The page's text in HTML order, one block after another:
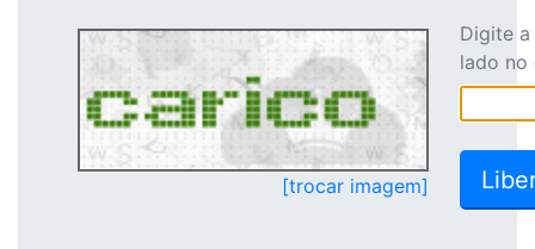
[trocar imagem]
Digite
lado no